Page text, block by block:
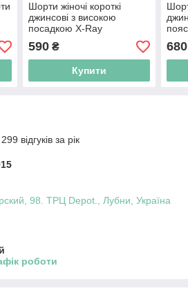
Шорти жіночі короткі
джинсові з високою
посадкою X-Ray
прикрасою перли
590₴
Купити
680
відгуків за рік
98. ТРЦ Depot., Лубни, Україна
роботи